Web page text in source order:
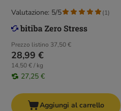
Prezzo listino 37,50 €
28,99 €
14,50 € / kg
27,25 €
Valutazione: 5/5 (1)
Aggiungi al carrello